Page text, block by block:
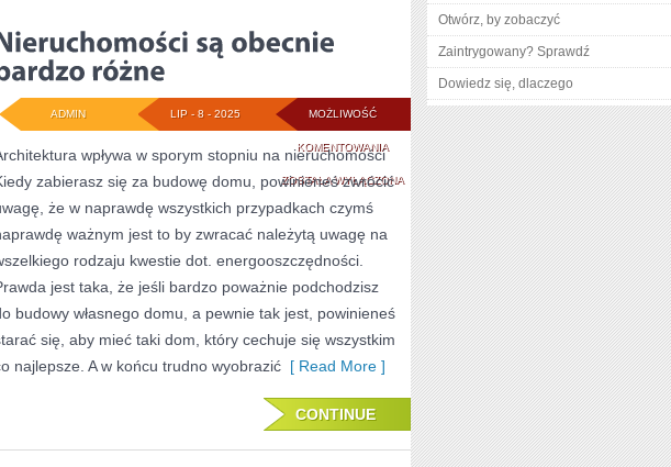
MOŻLIWOŚĆ
KOMENTOWANIANIERUCHOMOŚCI
SĄ
OBECNIE
BARDZO
RÓŻNE
ZOSTAŁA WYŁĄCZONA
LIP - 8 - 2025
ADMIN
wpływa w sporym stopniu na nieruchomości
zabierasz się za budowę domu, powinieneś zwrócić
że w naprawdę wszystkich przypadkach czymś
ważnym jest to by zwracać należytą uwagę na
rodzaju kwestie dot. energooszczędności.
jest taka, że jeśli bardzo poważnie podchodzisz
budowy własnego domu, a pewnie tak jest, powinieneś
się, aby mieć taki dom, który cechuje się wszystkim
najlepsze. A w końcu trudno wyobrazić [ Read More ]
CONTINUE
Otwórz, by zobaczyć
Zaintrygowany? Sprawdź
Dowiedz się, dlaczego